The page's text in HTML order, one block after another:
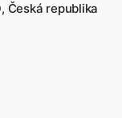
Česká republika